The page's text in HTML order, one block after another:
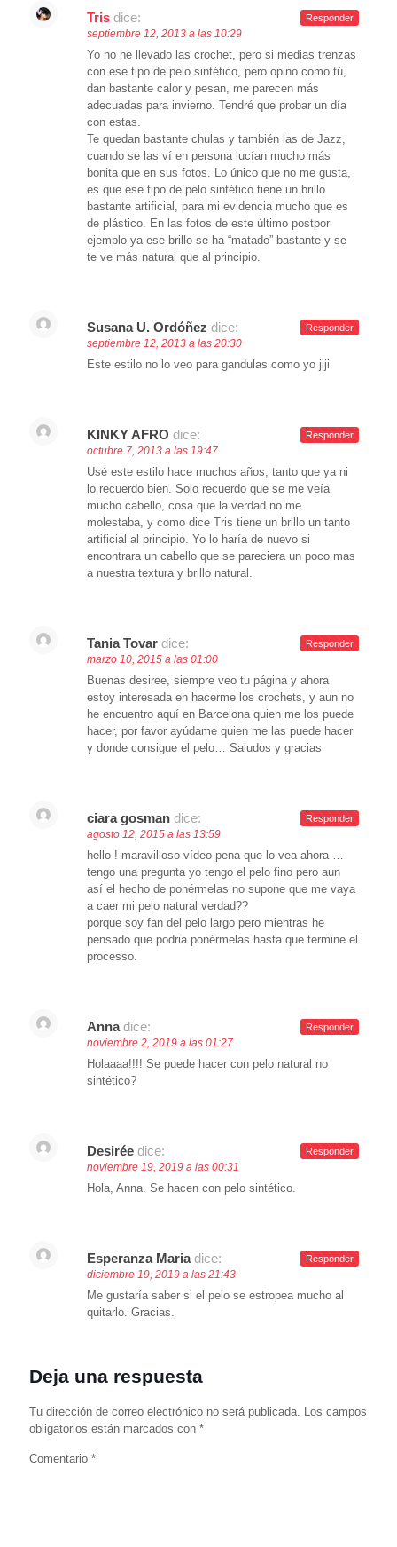
Tris dice:
septiembre 12, 2013 a las 10:29
Yo no he llevado las crochet, pero si medias trenzas
con ese tipo de pelo sintético, pero opino como tú,
dan bastante calor y pesan, me parecen más
adecuadas para invierno. Tendré que probar un día
con estas.
Te quedan bastante chulas y también las de Jazz,
cuando se las ví en persona lucían mucho más
bonita que en sus fotos. Lo único que no me gusta,
es que ese tipo de pelo sintético tiene un brillo
bastante artificial, para mi evidencia mucho que es
de plástico. En las fotos de este último postpor
ejemplo ya ese brillo se ha “matado” bastante y se
te ve más natural que al principio.
Responder
Susana U. Ordóñez dice:
septiembre 12, 2013 a las 20:30
Este estilo no lo veo para gandulas como yo jiji
Responder
KINKY AFRO dice:
octubre 7, 2013 a las 19:47
Usé este estilo hace muchos años, tanto que ya ni
lo recuerdo bien. Solo recuerdo que se me veía
mucho cabello, cosa que la verdad no me
molestaba, y como dice Tris tiene un brillo un tanto
artificial al principio. Yo lo haría de nuevo si
encontrara un cabello que se pareciera un poco mas
a nuestra textura y brillo natural.
Responder
Tania Tovar dice:
marzo 10, 2015 a las 01:00
Buenas desiree, siempre veo tu página y ahora
estoy interesada en hacerme los crochets, y aun no
he encuentro aquí en Barcelona quien me los puede
hacer, por favor ayúdame quien me las puede hacer
y donde consigue el pelo… Saludos y gracias
Responder
ciara gosman dice:
agosto 12, 2015 a las 13:59
hello ! maravilloso vídeo pena que lo vea ahora …
tengo una pregunta yo tengo el pelo fino pero aun
así el hecho de ponérmelas no supone que me vaya
a caer mi pelo natural verdad??
porque soy fan del pelo largo pero mientras he
pensado que podria ponérmelas hasta que termine el
processo.
Responder
Anna dice:
noviembre 2, 2019 a las 01:27
Holaaaa!!!! Se puede hacer con pelo natural no
sintético?
Responder
Desirée dice:
noviembre 19, 2019 a las 00:31
Hola, Anna. Se hacen con pelo sintético.
Responder
Esperanza Maria dice:
diciembre 19, 2019 a las 21:43
Me gustaría saber si el pelo se estropea mucho al
quitarlo. Gracias.
Responder
Deja una respuesta
Tu dirección de correo electrónico no será publicada. Los campos
obligatorios están marcados con *
Comentario *